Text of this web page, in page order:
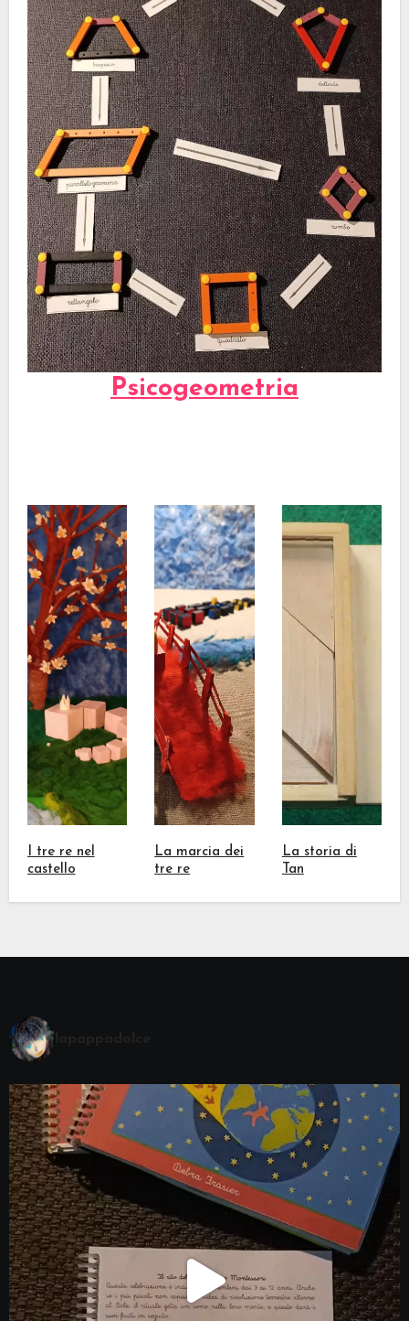
Psicogeometria
I tre re nel
castello
La marcia dei
tre re
La storia di
Tan